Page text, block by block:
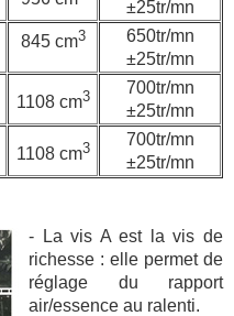
±25tr/mn
845 cm3
650tr/mn
±25tr/mn
1108 cm3
700tr/mn
±25tr/mn
1108 cm3
700tr/mn
±25tr/mn
- La vis A est la vis de
richesse : elle permet de
réglage du rapport
air/essence au ralenti.